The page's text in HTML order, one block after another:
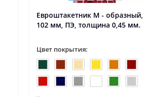
Евроштакетник М - образный,
102 мм, ПЭ, толщина 0,45 мм.
Цвет покрытия: